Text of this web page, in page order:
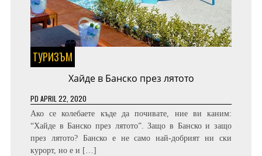
ТУРИЗЪМ
Хайде в Банско през лятото
PD APRIL 22, 2020
Ако се колебаете къде да почивате, ние ви каним:
“Хайде в Банско през лятото”. Защо в Банско и защо
през лятото? Банско е не само най-добрият ни ски
курорт, но е и […]